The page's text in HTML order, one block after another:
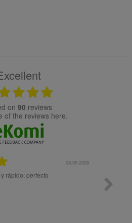
on 90 reviews
of the reviews here.
08.05.2026
rápido; perfecto